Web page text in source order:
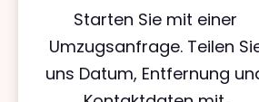
Starten Sie mit einer
Umzugsanfrage. Teilen
uns Datum, Entfernung